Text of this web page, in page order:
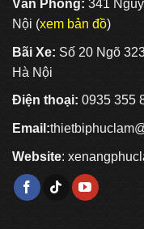
Văn Phòng: 341
Nội (xem bản đồ)
Bãi Xe: Số 20 Ngõ
Hà Nội
Điện thoại: 0935 355
Email:
Website: